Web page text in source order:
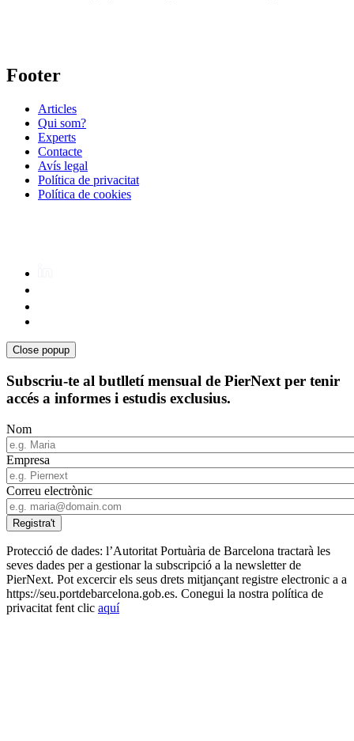
Footer
Articles
Qui som?
Experts
Contacte
Avís legal
Política de privacitat
Política de cookies
Close popup
Subscriu-te al butlletí mensual de PierNext per tenir
accés a informes i estudis exclusius.
Nom
Empresa
Correu electrònic
Protecció de dades: l’Autoritat Portuària de Barcelona tractarà les
seves dades per a gestionar la subscripció a la newsletter de
PierNext. Pot excercir els seus drets mitjançant registre electronic a a
https://seu.portdebarcelona.gob.es. Conegui la nostra política de
privacitat fent clic aquí